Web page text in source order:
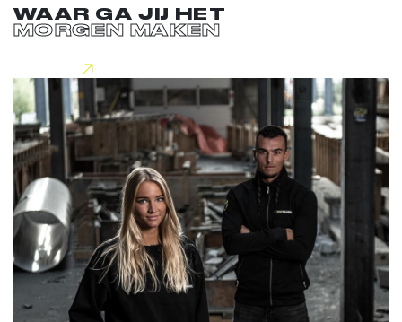
WAAR GA JIJ HET
MORGEN MAKEN